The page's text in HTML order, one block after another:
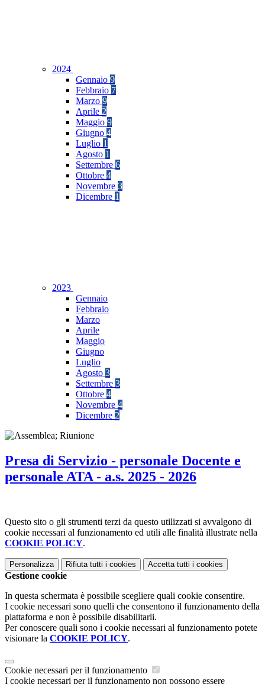
2024
Gennaio 9
Febbraio 7
Marzo 9
Aprile 2
Maggio 9
Giugno 4
Luglio 1
Agosto 1
Settembre 6
Ottobre 4
Novembre 3
Dicembre 1
2023
Gennaio
Febbraio
Marzo
Aprile
Maggio
Giugno
Luglio
Agosto 3
Settembre 3
Ottobre 4
Novembre 4
Dicembre 2
Presa di Servizio - personale Docente e
personale ATA - a.s. 2025 - 2026
Questo sito o gli strumenti terzi da questo utilizzati si avvalgono di
cookie necessari al funzionamento ed utili alle finalità illustrate nella
COOKIE POLICY.
Personalizza Rifiuta tutti i cookies Accetta tutti i cookies
Gestione cookie
In questa schermata è possibile scegliere quali cookie consentire.
I cookie necessari sono quelli che consentono il funzionamento della
piattaforma e non è possibile disabilitarli.
Per conoscere quali sono i cookie necessari al funzionamento potete
visionare la COOKIE POLICY.
Cookie necessari per il funzionamento
I cookie necessari per il funzionamento non possono essere